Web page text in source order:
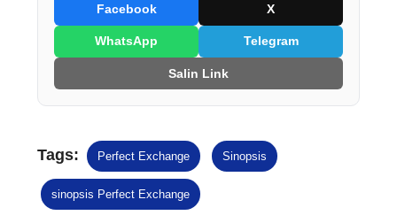
Facebook X
WhatsApp Telegram
Salin Link
Tags: Perfect Exchange Sinopsis
sinopsis Perfect Exchange